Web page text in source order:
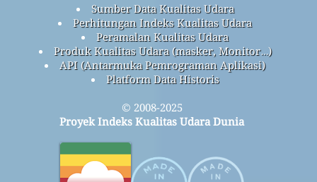
Sumber Data Kualitas Udara
Perhitungan Indeks Kualitas Udara
Peramalan Kualitas Udara
Produk Kualitas Udara (masker, Monitor…)
API (Antarmuka Pemrograman Aplikasi)
Platform Data Historis
© 2008-2025
Proyek Indeks Kualitas Udara Dunia